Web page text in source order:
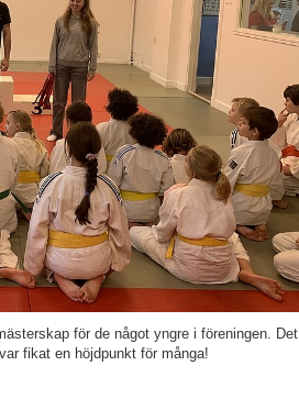
för de något yngre i föreningen. Det
fikat en höjdpunkt för många!